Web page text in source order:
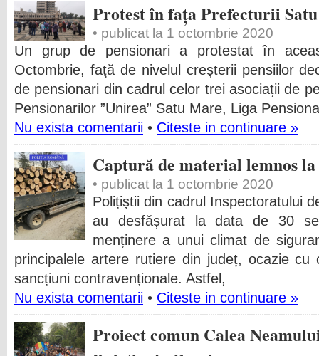
Protest în fața Prefecturii
• publicat la 1 octombrie 2020
Un grup de pensionari a protestat în
Octombrie, faţă de nivelul creşterii pensiilor
de pensionari din cadrul celor trei asociații de
Pensionarilor ”Unirea” Satu Mare, Liga
Nu exista comentarii • Citeste in continuare »
Captură de material lemnos la
• publicat la 1 octombrie 2020
Polițiștii din cadrul Inspectoratului
au desfășurat la data de 30
menținere a unui climat de
principalele artere rutiere din județ, ocazie
sancțiuni contravenționale. Astfel,
Nu exista comentarii • Citeste in continuare »
Proiect comun Calea